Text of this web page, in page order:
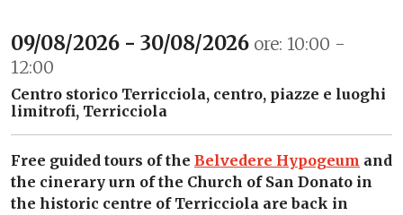
09/08/2026 - 30/08/2026 ore: 10:00 -
12:00
Centro storico Terricciola, centro, piazze e luoghi
limitrofi, Terricciola
Free guided tours of the Belvedere Hypogeum and
the cinerary urn of the Church of San Donato in
the historic centre of Terricciola are back in